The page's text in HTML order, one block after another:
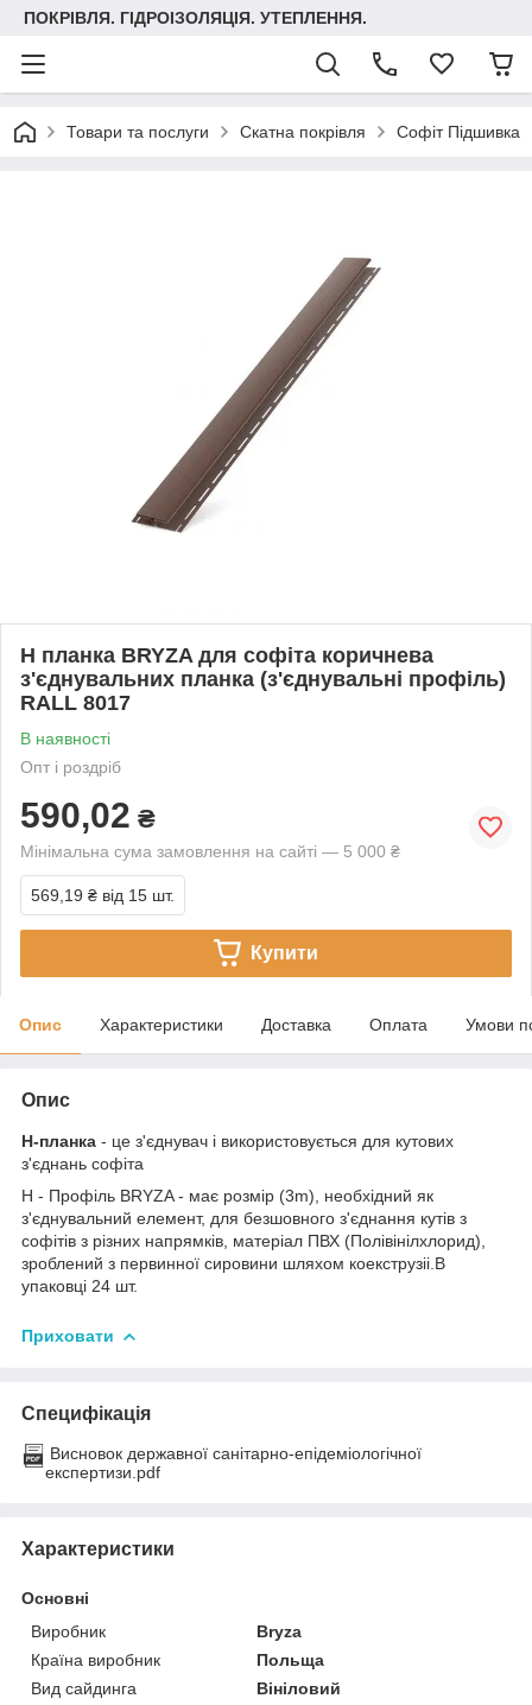
ПОКРІВЛЯ. ГІДРОІЗОЛЯЦІЯ. УТЕПЛЕННЯ.
Товари та послуги Скатна покрівля Софіт Підшивка
H планка BRYZA для софіта коричнева
з'єднувальних планка (з'єднувальні профіль)
RALL 8017
В наявності
Опт і роздріб
590,02 ₴
Мінімальна сума замовлення на сайті — 5 000 ₴
569,19 ₴ від 15 шт.
Купити
Опис Характеристики Доставка Оплата Умови
Опис
Н-планка - це з'єднувач і використовується для кутових
з'єднань софіта
H - Профіль BRYZA - має розмір (3m), необхідний як
з'єднувальний елемент, для безшовного з'єднання кутів з
софітів з різних напрямків, матеріал ПВХ (Полівінілхлорид),
зроблений з первинної сировини шляхом коекструзіі.В
упаковці 24 шт.
Приховати
Специфікація
Висновок державної санітарно-епідеміологічної
експертизи.pdf
Характеристики
Основні
Виробник
Bryza
Країна виробник
Польща
Вид сайдинга
Вініловий